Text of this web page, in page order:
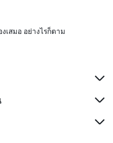
เสมอ อย่างไรก็ตาม